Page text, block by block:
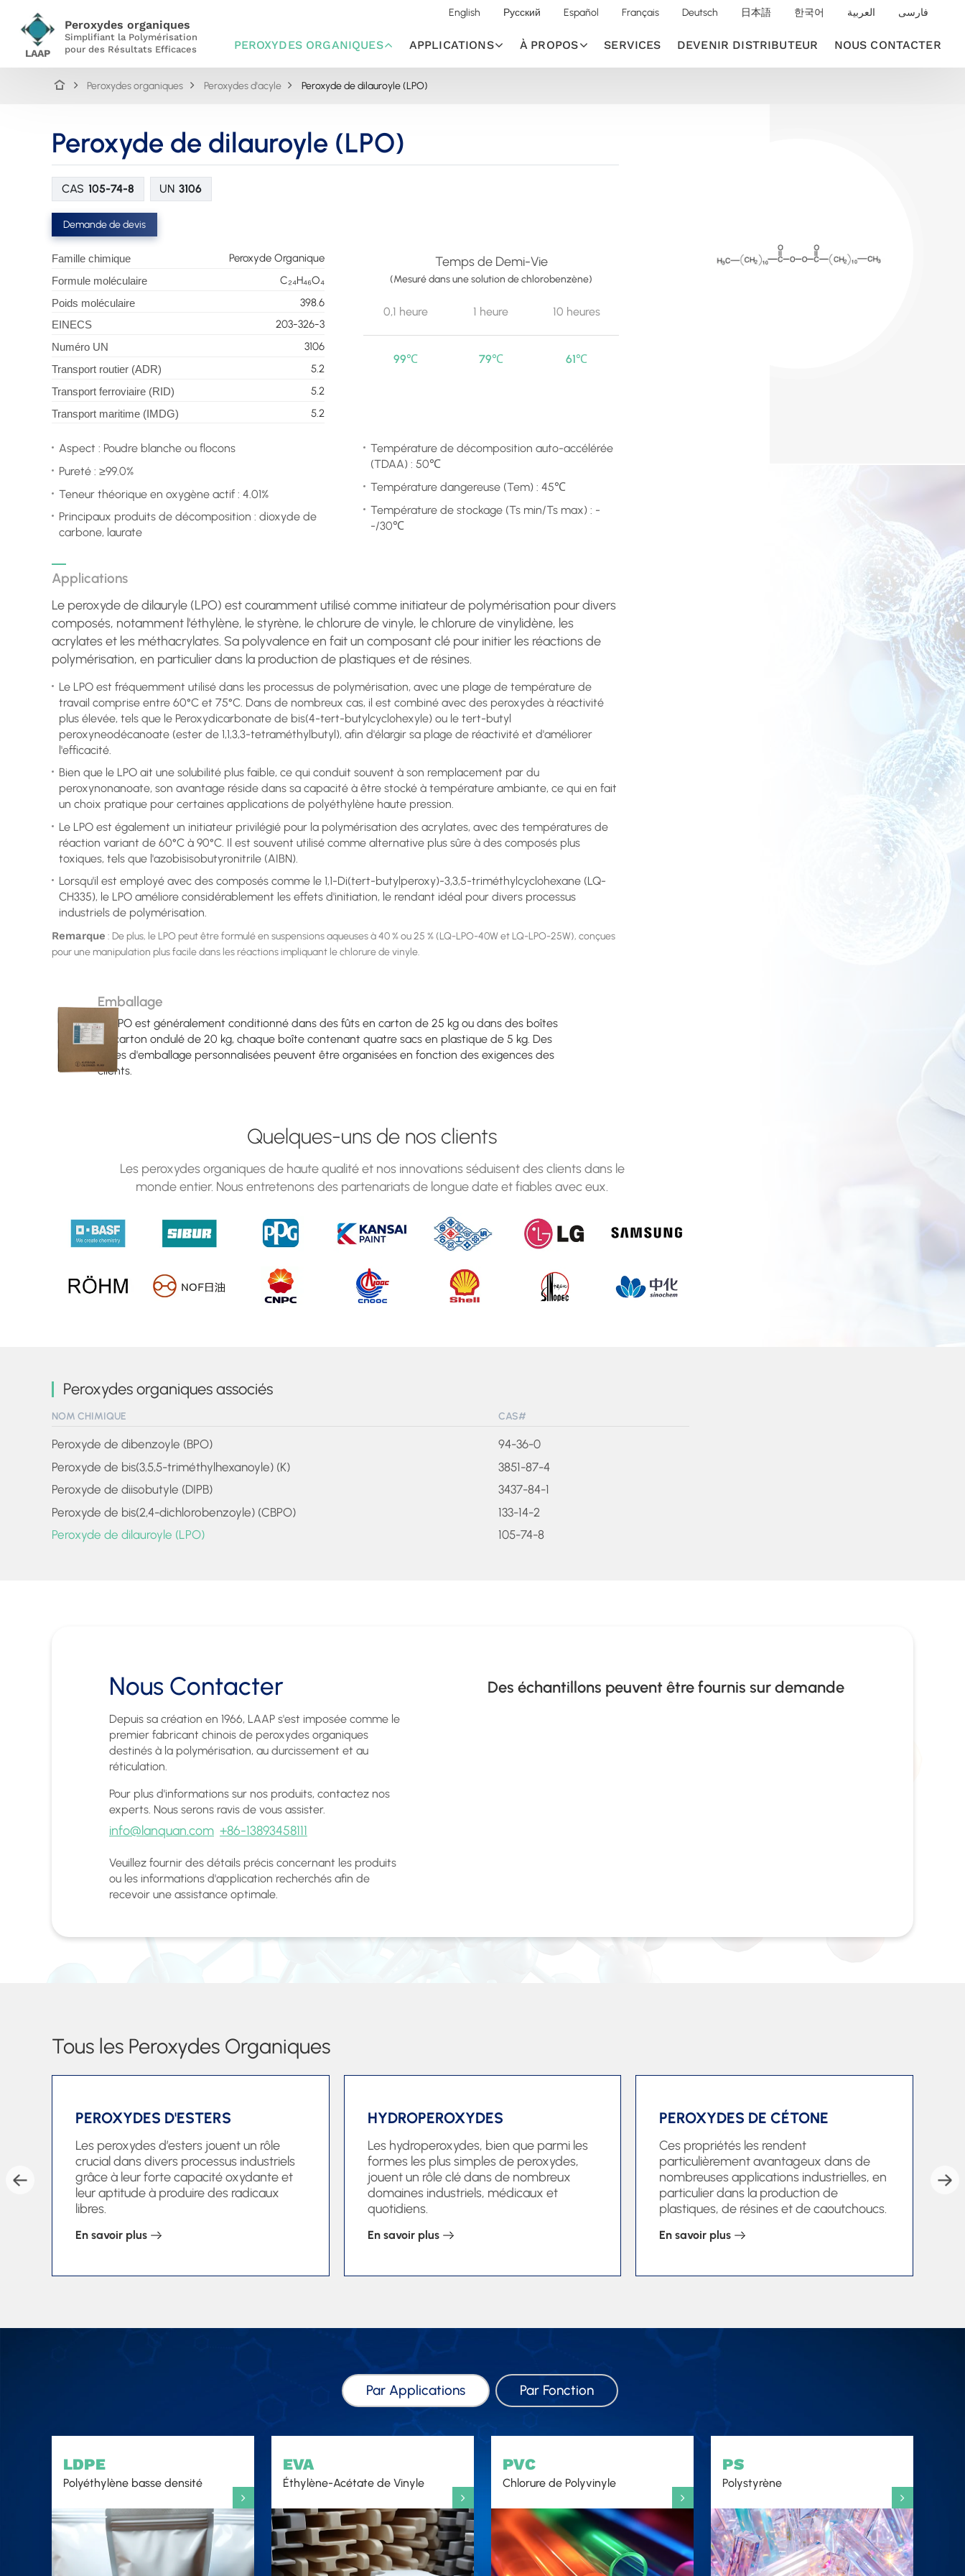
LAAP
Peroxydes organiques
Simplifiant la Polymérisation
pour des Résultats Efficaces
English Русский Español Français Deutsch 日本語 한국어 العربية فارسی
PEROXYDES ORGANIQUES APPLICATIONS À PROPOS SERVICES DEVENIR DISTRIBUTEUR NOUS CONTACTER
Peroxydes organiques Peroxydes d'acyle Peroxyde de dilauroyle (LPO)
Peroxyde de dilauroyle (LPO)
CAS 105-74-8 UN 3106
Demande de devis
Famille chimique Peroxyde Organique
Formule moléculaire C₂₄H₄₆O₄
Poids moléculaire 398.6
EINECS 203-326-3
Numéro UN 3106
Transport routier (ADR) 5.2
Transport ferroviaire (RID) 5.2
Transport maritime (IMDG) 5.2
Temps de Demi-Vie
(Mesuré dans une solution de chlorobenzène)
0,1 heure
99℃
1 heure
79℃
10 heures
61℃
Aspect : Poudre blanche ou flocons
Pureté : ≥99.0%
Teneur théorique en oxygène actif : 4.01%
Principaux produits de décomposition : dioxyde de
carbone, laurate
Température de décomposition auto-accélérée
(TDAA) : 50℃
Température dangereuse (Tem) : 45℃
Température de stockage (Ts min/Ts max) : -
-/30℃
Applications
Le peroxyde de dilauryle (LPO) est couramment utilisé comme initiateur de polymérisation pour divers
composés, notamment l'éthylène, le styrène, le chlorure de vinyle, le chlorure de vinylidène, les
acrylates et les méthacrylates. Sa polyvalence en fait un composant clé pour initier les réactions de
polymérisation, en particulier dans la production de plastiques et de résines.
Le LPO est fréquemment utilisé dans les processus de polymérisation, avec une plage de température de
travail comprise entre 60°C et 75°C. Dans de nombreux cas, il est combiné avec des peroxydes à réactivité
plus élevée, tels que le Peroxydicarbonate de bis(4-tert-butylcyclohexyle) ou le tert-butyl
peroxyneodécanoate (ester de 1,1,3,3-tetraméthylbutyl), afin d'élargir sa plage de réactivité et d'améliorer
l'efficacité.
Bien que le LPO ait une solubilité plus faible, ce qui conduit souvent à son remplacement par du
peroxynonanoate, son avantage réside dans sa capacité à être stocké à température ambiante, ce qui en fait
un choix pratique pour certaines applications de polyéthylène haute pression.
Le LPO est également un initiateur privilégié pour la polymérisation des acrylates, avec des températures de
réaction variant de 60°C à 90°C. Il est souvent utilisé comme alternative plus sûre à des composés plus
toxiques, tels que l'azobisisobutyronitrile (AIBN).
Lorsqu'il est employé avec des composés comme le 1,1-Di(tert-butylperoxy)-3,3,5-triméthylcyclohexane (LQ-
CH335), le LPO améliore considérablement les effets d'initiation, le rendant idéal pour divers processus
industriels de polymérisation.
Remarque : De plus, le LPO peut être formulé en suspensions aqueuses à 40 % ou 25 % (LQ-LPO-40W et LQ-LPO-25W), conçues
pour une manipulation plus facile dans les réactions impliquant le chlorure de vinyle.
Emballage
Le LPO est généralement conditionné dans des fûts en carton de 25 kg ou dans des boîtes
en carton ondulé de 20 kg, chaque boîte contenant quatre sacs en plastique de 5 kg. Des
tailles d'emballage personnalisées peuvent être organisées en fonction des exigences des
clients.
Quelques-uns de nos clients
Les peroxydes organiques de haute qualité et nos innovations séduisent des clients dans le
monde entier. Nous entretenons des partenariats de longue date et fiables avec eux.
Peroxydes organiques associés
NOM CHIMIQUE CAS#
Peroxyde de dibenzoyle (BPO)
94-36-0
Peroxyde de bis(3,5,5-triméthylhexanoyle) (K)
3851-87-4
Peroxyde de diisobutyle (DIPB)
3437-84-1
Peroxyde de bis(2,4-dichlorobenzoyle) (CBPO)
133-14-2
Peroxyde de dilauroyle (LPO)
105-74-8
Nous Contacter
Depuis sa création en 1966, LAAP s'est imposée comme le
premier fabricant chinois de peroxydes organiques
destinés à la polymérisation, au durcissement et au
réticulation.
Pour plus d'informations sur nos produits, contactez nos
experts. Nous serons ravis de vous assister.
info@lanquan.com +86-13893458111
Veuillez fournir des détails précis concernant les produits
ou les informations d'application recherchés afin de
recevoir une assistance optimale.
Des échantillons peuvent être fournis sur demande
Tous les Peroxydes Organiques
PEROXYDES D'ESTERS
Les peroxydes d’esters jouent un rôle
crucial dans divers processus industriels
grâce à leur forte capacité oxydante et
leur aptitude à produire des radicaux
libres.
En savoir plus
HYDROPEROXYDES
Les hydroperoxydes, bien que parmi les
formes les plus simples de peroxydes,
jouent un rôle clé dans de nombreux
domaines industriels, médicaux et
quotidiens.
En savoir plus
PEROXYDES DE CÉTONE
Ces propriétés les rendent
particulièrement avantageux dans de
nombreuses applications industrielles, en
particulier dans la production de
plastiques, de résines et de caoutchoucs.
En savoir plus
Par Applications Par Fonction
LDPE
Polyéthylène basse densité
EVA
Éthylène-Acétate de Vinyle
PVC
Chlorure de Polyvinyle
PS
Polystyrène